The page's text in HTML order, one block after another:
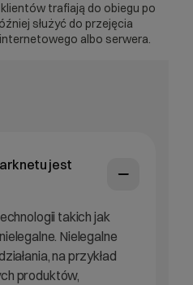
trafiają do obiegu po
służyć do przejęcia
albo serwera.
jest
takich jak
Nielegalne
na przykład
produktów,